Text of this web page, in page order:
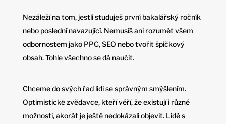
Nezáleží na tom, jestli studuješ první bakalářský ročník
nebo poslední navazující. Nemusíš ani rozumět všem
odbornostem jako PPC, SEO nebo tvořit špičkový
obsah. Tohle všechno se dá naučit.
Chceme do svých řad lidi se správným smýšlením.
Optimistické zvědavce, kteří věří, že existují i různé
možnosti, akorát je ještě nedokázali objevit. Lidé s